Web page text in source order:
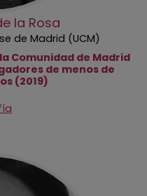
la Rosa
de Madrid (UCM)
Comunidad de Madrid
de menos de
(2019)